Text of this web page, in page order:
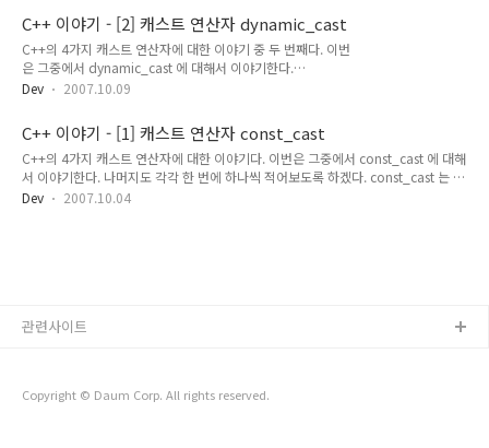
캐스트 연산자의 고유 기능은 수행하지 못한다. 다른 캐스트 연산자와 같이
static_cast 도 static_cast 만의 용도가 있다. - static_cast 사용 static_cast 를 사
용하기 전에 용도와 제약 사항을 확인하자. 실수형과 정수형, 정수형과 열거형등의
기본 데이터 타입 간의 변환상속관계의 클래스 계층 간의 변환런타임 타입 검사를 하
지..
C++ 이야기 - [2] 캐스트 연산자 dynamic_cast
C++의 4가지 캐스트 연산자에 대한 이야기 중 두 번째다. 이번
은 그중에서 dynamic_cast 에 대해서 이야기한다.
dynamic_cast 는 상속 관계 안에서 포인터나 참조자의 타입을
기본 클래스 간의 안전한 타입 캐스팅에 사용된다. 안전한 타입
캐스팅이란 런타임에 타입 검사를 한다는 것이며 아래에 조금 더
자세하게 나온다. const_cast와 같이 다른 용도로는 사용하지
못하며 용도가 명확하다. 참고로 dynamic_cast 를 사용하려면
기본적으로 다형성은 이해를 하고 있어야 하며 RTTI도 이해하고
Dev 2007.10.09
C++ 이야기 - [1] 캐스트 연산자 const_cast
C++의 4가지 캐스트 연산자에 대한 이야기다. 이번은 그중에서 const_cast 에 대해
서 이야기한다. 나머지도 각각 한 번에 하나씩 적어보도록 하겠다. const_cast 는 포
인터 또는 참조형의 상수성(const)을 제거하는 데 사용된다. 다른 용도로는 사용하
Dev 2007.10.04
Copyright © Daum Corp. All rights reserved.
관련사이트